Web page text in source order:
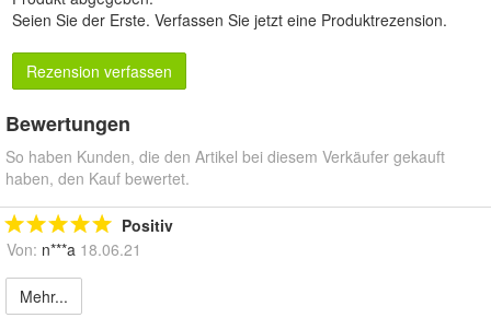
Seien Sie der Erste. Verfassen Sie jetzt eine Produktrezension.
Rezension verfassen
Bewertungen
So haben Kunden, die den Artikel bei diesem Verkäufer gekauft
haben, den Kauf bewertet.
Positiv
Von: n***a 18.06.21
Mehr...